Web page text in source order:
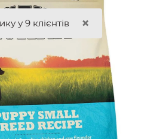
у 9 клієнтів ×